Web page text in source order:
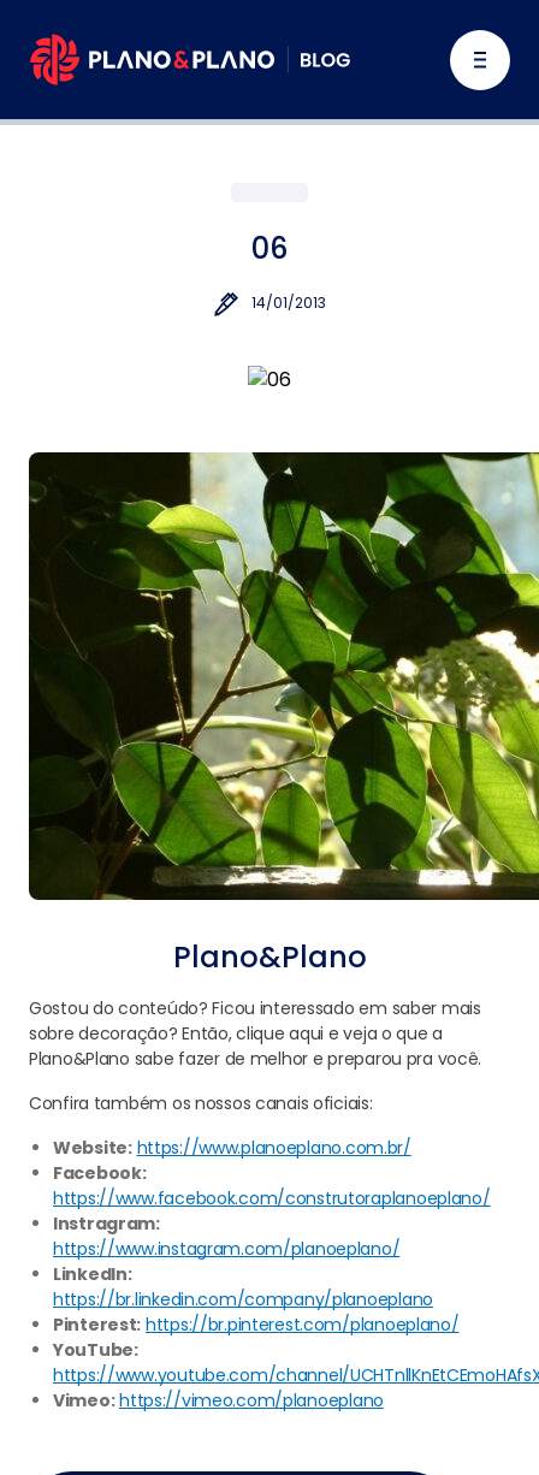
06
14/01/2013
Plano&Plano
Gostou do conteúdo? Ficou interessado em saber mais
sobre decoração? Então, clique aqui e veja o que a
Plano&Plano sabe fazer de melhor e preparou pra você.
Confira também os nossos canais oficiais:
Website: https://www.planoeplano.com.br/
Facebook:
https://www.facebook.com/construtoraplanoeplano/
Instragram:
https://www.instagram.com/planoeplano/
LinkedIn:
https://br.linkedin.com/company/planoeplano
Pinterest: https://br.pinterest.com/planoeplano/
YouTube:
https://www.youtube.com/channel/
Vimeo:https://vimeo.com/planoeplano